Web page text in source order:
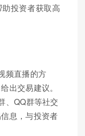
投资者获取高
频直播的方
出交易建议。
、QQ群等社交
息，与投资者